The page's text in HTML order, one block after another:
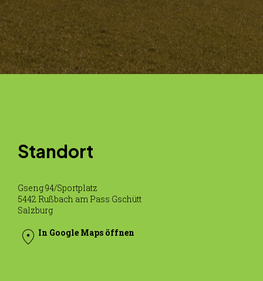
Standort
Gseng 94/Sportplatz
5442 Rußbach am Pass Gschütt
Salzburg
location_on In Google Maps öffnen